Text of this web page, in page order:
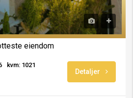
eiendom
kvm: 1021
Detaljer